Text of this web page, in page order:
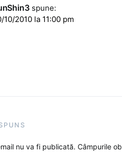
spune:
10/2010 la 11:00 pm
nu va fi publicată. Câmpurile